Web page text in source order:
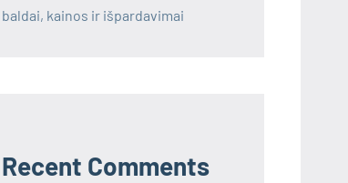
baldai, kainos ir išpardavimai
Recent Comments